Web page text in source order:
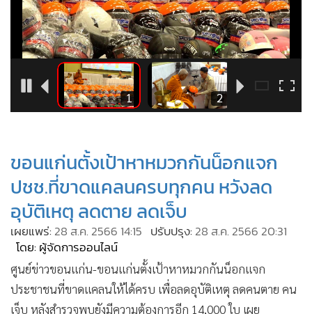
CbizReview
Cyber BIZ
• ผู้จัดกวน
Good health & Well-being
Green Innovation & SD
• Infographic
• การเมือง
• ท่องเที่ยว
• กีฬา
ต่างประเทศ
• Special Scoop
• เศรษฐกิจ-ธุรกิจ
ขอนแก่นตั้งเป้าหาหมวกกันน็อกแจก
ปชช.ที่ขาดแคลนครบทุกคน หวังลด
อุบัติเหตุ ลดตาย ลดเจ็บ
เผยแพร่: 28 ส.ค. 2566 14:15 ปรับปรุง: 28 ส.ค. 2566 20:31
โดย: ผู้จัดการออนไลน์
ศูนย์ข่าวขอนแก่น-ขอนแก่นตั้งเป้าหาหมวกกันน็อกแจก
ประชาชนที่ขาดแคลนให้ได้ครบ เพื่อลดอุบัติเหตุ ลดคนตาย คน
เจ็บ หลังสำรวจพบยังมีความต้องการอีก 14,000 ใบ เผย
1 2